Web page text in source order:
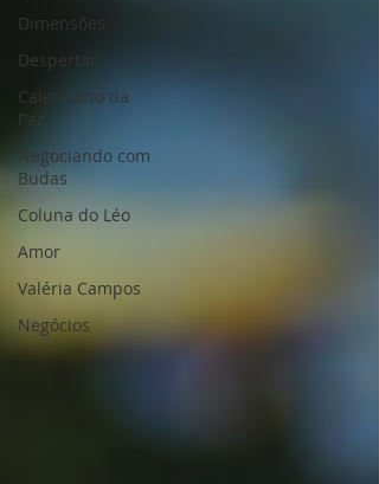
Dimensões
Despertar
Calendário da
Paz
Negociando com
Budas
Coluna do Léo
Amor
Valéria Campos
Negócios